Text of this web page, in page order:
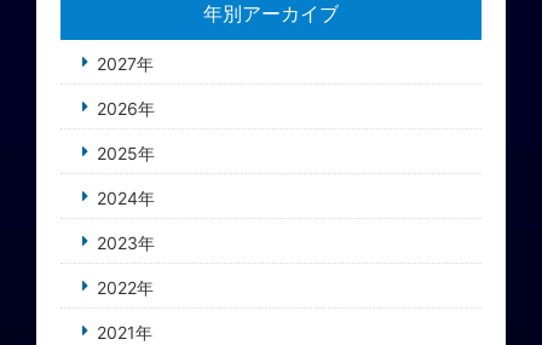
年別アーカイブ
2027年
2026年
2025年
2024年
2023年
2022年
2021年